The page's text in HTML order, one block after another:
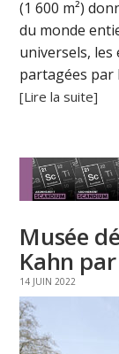
(1 600 m²)
du monde
universels,
partagées par
[Lire la suite]
Musée
Kahn
14 JUIN 2022